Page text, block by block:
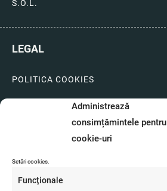
Administrează
consimțămintele pentru
cookie-uri
Setări cookies.
Funcționale
S.O.L.
LEGAL
POLITICA COOKIES
LIVRARI SI PLATI
GARANTIE SI SERVICE